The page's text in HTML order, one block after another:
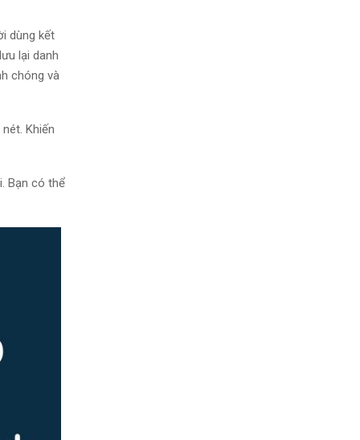
dùng kết
lại danh
chóng và
Khiến
Bạn có thể